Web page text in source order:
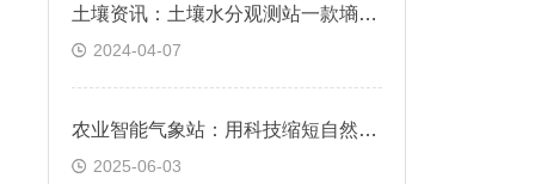
土壤资讯：土壤水分观测站一款墒情保持，丰收有望的土壤墒情站
2024-04-07
农业智能气象站：用科技缩短自然与生产的距离
2025-06-03